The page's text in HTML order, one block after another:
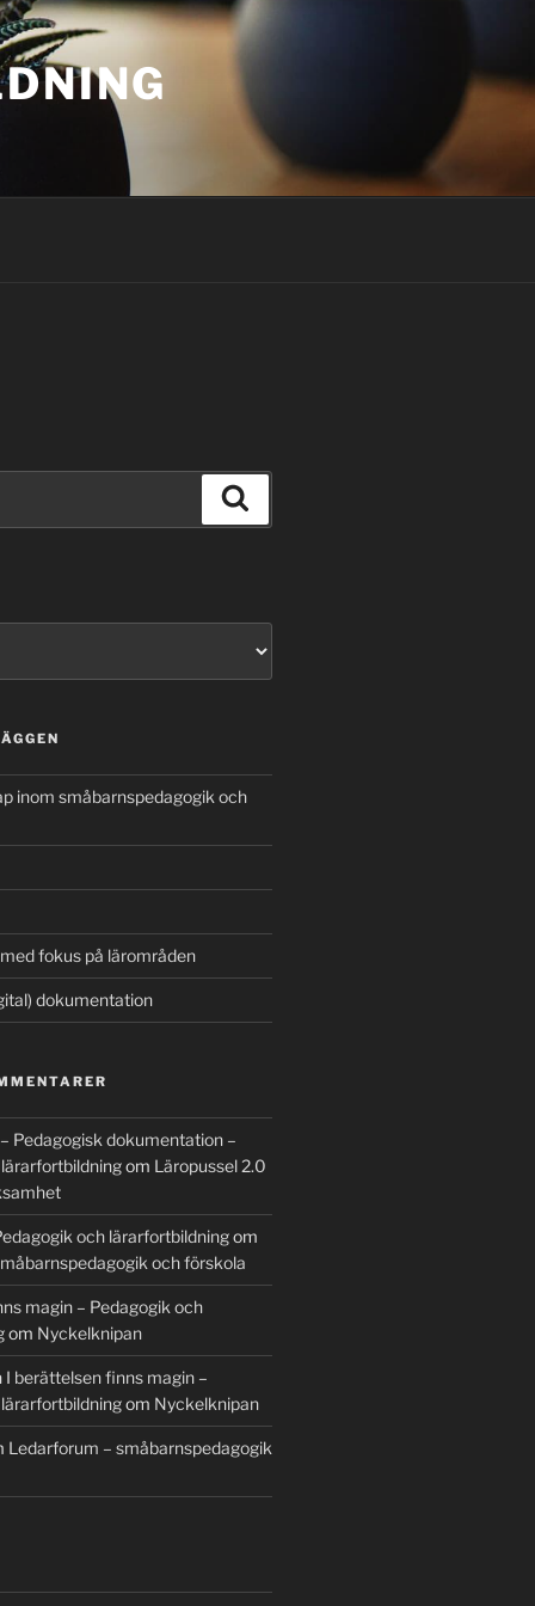
inom småbarnspedagogik och
fokus på lärområden
dokumentation
Pedagogisk dokumentation –
om Läropussel 2.0
och lärarfortbildningom
och förskola
magin – Pedagogik och
om Nyckelknipan
berättelsen finns magin –
om Nyckelknipan
Ledarforum – småbarnspedagogik